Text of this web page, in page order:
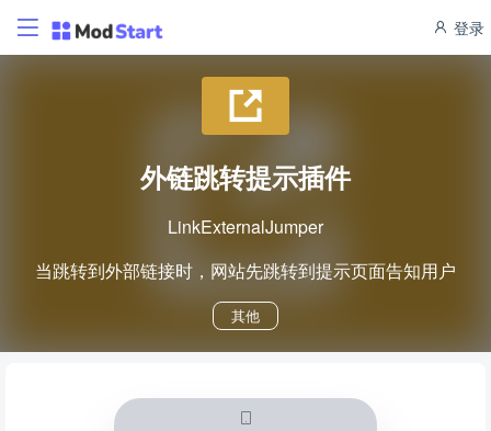
登录
外链跳转提示插件
LinkExternalJumper
当跳转到外部链接时，网站先跳转到提示页面告知用户
其他